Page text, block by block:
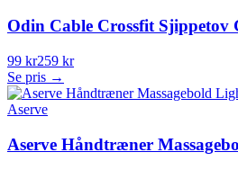
Odin Cable Crossfit Sjippetov
99 kr259 kr
Se pris →
Aserve
Aserve Håndtræner